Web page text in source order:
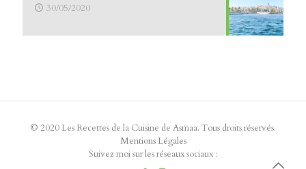
30/05/2020
© 2020 Les Recettes de la Cuisine de Asmaa. Tous droits réservés.
Mentions Légales
Suivez moi sur les réseaux sociaux :